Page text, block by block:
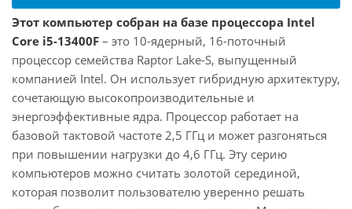
Этот компьютер собран на базе процессора Intel
Core i5-13400F – это 10-ядерный, 16-поточный
процессор семейства Raptor Lake-S, выпущенный
компанией Intel. Он использует гибридную архитектуру,
сочетающую высокопроизводительные и
энергоэффективные ядра. Процессор работает на
базовой тактовой частоте 2,5 ГГц и может разгоняться
при повышении нагрузки до 4,6 ГГц. Эту серию
компьютеров можно считать золотой серединой,
которая позволит пользователю уверенно решать